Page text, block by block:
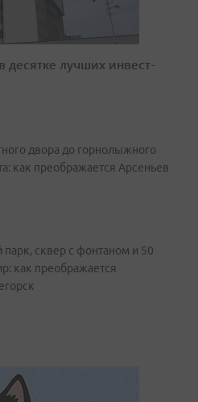
лучших инвест-
двора до горнолыжного
как преображается Арсеньев
сквер с фонтаном и 50
как преображается